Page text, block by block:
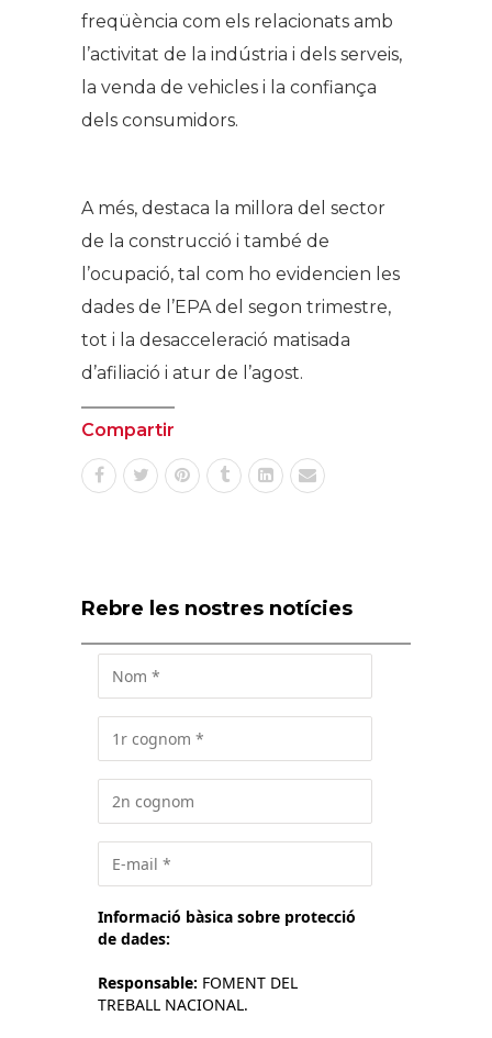
freqüència com els relacionats amb
l’activitat de la indústria i dels serveis,
la venda de vehicles i la confiança
dels consumidors.
A més, destaca la millora del sector
de la construcció i també de
l’ocupació, tal com ho evidencien les
dades de l’EPA del segon trimestre,
tot i la desacceleració matisada
d’afiliació i atur de l’agost.
Compartir
Rebre les nostres notícies
Informació bàsica sobre protecció
de dades:
Responsable: FOMENT DEL
TREBALL NACIONAL.